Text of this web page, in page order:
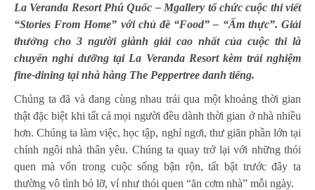
La Veranda Resort Phú Quốc – Mgallery tổ chức cuộc thi viết
“Stories From Home” với chủ đề “Food” – “Ẩm thực”. Giải
thưởng cho 3 người giành giải cao nhất của cuộc thi là
chuyến nghỉ dưỡng tại La Veranda Resort kèm trải nghiệm
fine-dining tại nhà hàng The Peppertree danh tiếng.
Chúng ta đã và đang cùng nhau trải qua một khoảng thời gian
thật đặc biệt khi tất cả mọi người đều dành thời gian ở nhà nhiều
hơn. Chúng ta làm việc, học tập, nghỉ ngơi, thư giãn phần lớn tại
chính ngôi nhà thân yêu. Chúng ta quay trở lại với những thói
quen mà vốn trong cuộc sống bận rộn, tất bật trước đây ta
thường vô tình bỏ lỡ, ví như thói quen “ăn cơm nhà” mỗi ngày.